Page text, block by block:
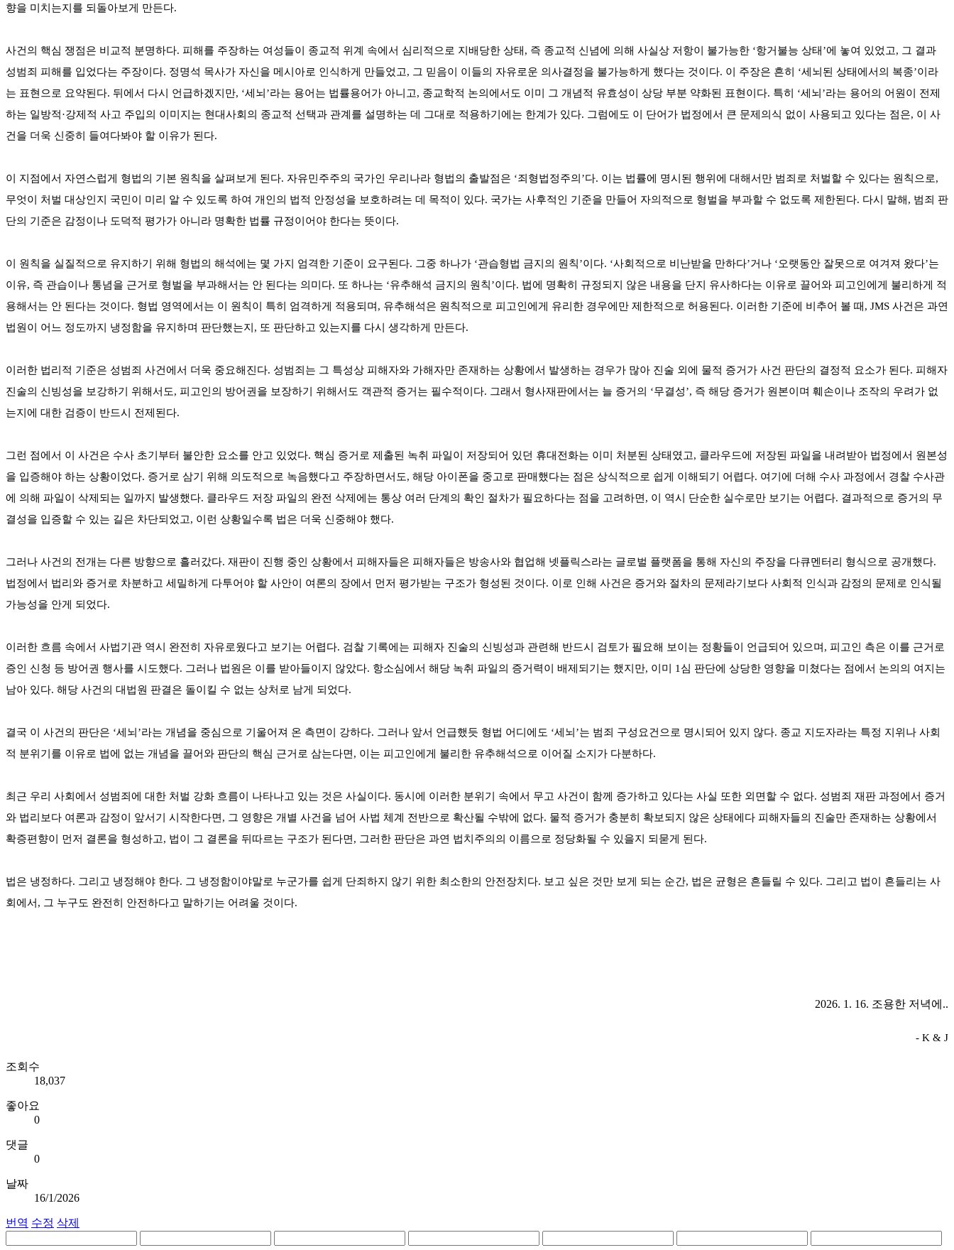
향을 미치는지를 되돌아보게 만든다.
사건의 핵심 쟁점은 비교적 분명하다. 피해를 주장하는 여성들이 종교적 위계 속에서 심리적으로 지배당한 상태, 즉 종교적 신념에 의해 사실상 저항이 불가능한 ‘항거불능 상태’에 놓여 있었고, 그 결과
성범죄 피해를 입었다는 주장이다. 정명석 목사가 자신을 메시아로 인식하게 만들었고, 그 믿음이 이들의 자유로운 의사결정을 불가능하게 했다는 것이다. 이 주장은 흔히 ‘세뇌된 상태에서의 복종’이라
는 표현으로 요약된다. 뒤에서 다시 언급하겠지만, ‘세뇌’라는 용어는 법률용어가 아니고, 종교학적 논의에서도 이미 그 개념적 유효성이 상당 부분 약화된 표현이다. 특히 ‘세뇌’라는 용어의 어원이 전제
하는 일방적·강제적 사고 주입의 이미지는 현대사회의 종교적 선택과 관계를 설명하는 데 그대로 적용하기에는 한계가 있다. 그럼에도 이 단어가 법정에서 큰 문제의식 없이 사용되고 있다는 점은, 이 사
건을 더욱 신중히 들여다봐야 할 이유가 된다.
이 지점에서 자연스럽게 형법의 기본 원칙을 살펴보게 된다. 자유민주주의 국가인 우리나라 형법의 출발점은 ‘죄형법정주의’다. 이는 법률에 명시된 행위에 대해서만 범죄로 처벌할 수 있다는 원칙으로,
무엇이 처벌 대상인지 국민이 미리 알 수 있도록 하여 개인의 법적 안정성을 보호하려는 데 목적이 있다. 국가는 사후적인 기준을 만들어 자의적으로 형벌을 부과할 수 없도록 제한된다. 다시 말해, 범죄 판
단의 기준은 감정이나 도덕적 평가가 아니라 명확한 법률 규정이어야 한다는 뜻이다.
이 원칙을 실질적으로 유지하기 위해 형법의 해석에는 몇 가지 엄격한 기준이 요구된다. 그중 하나가 ‘관습형법 금지의 원칙’이다. ‘사회적으로 비난받을 만하다’거나 ‘오랫동안 잘못으로 여겨져 왔다’는
이유, 즉 관습이나 통념을 근거로 형벌을 부과해서는 안 된다는 의미다. 또 하나는 ‘유추해석 금지의 원칙’이다. 법에 명확히 규정되지 않은 내용을 단지 유사하다는 이유로 끌어와 피고인에게 불리하게 적
용해서는 안 된다는 것이다. 형법 영역에서는 이 원칙이 특히 엄격하게 적용되며, 유추해석은 원칙적으로 피고인에게 유리한 경우에만 제한적으로 허용된다. 이러한 기준에 비추어 볼 때, JMS 사건은 과연
법원이 어느 정도까지 냉정함을 유지하며 판단했는지, 또 판단하고 있는지를 다시 생각하게 만든다.
이러한 법리적 기준은 성범죄 사건에서 더욱 중요해진다. 성범죄는 그 특성상 피해자와 가해자만 존재하는 상황에서 발생하는 경우가 많아 진술 외에 물적 증거가 사건 판단의 결정적 요소가 된다. 피해자
진술의 신빙성을 보강하기 위해서도, 피고인의 방어권을 보장하기 위해서도 객관적 증거는 필수적이다. 그래서 형사재판에서는 늘 증거의 ‘무결성’, 즉 해당 증거가 원본이며 훼손이나 조작의 우려가 없
는지에 대한 검증이 반드시 전제된다.
그런 점에서 이 사건은 수사 초기부터 불안한 요소를 안고 있었다. 핵심 증거로 제출된 녹취 파일이 저장되어 있던 휴대전화는 이미 처분된 상태였고, 클라우드에 저장된 파일을 내려받아 법정에서 원본성
을 입증해야 하는 상황이었다. 증거로 삼기 위해 의도적으로 녹음했다고 주장하면서도, 해당 아이폰을 중고로 판매했다는 점은 상식적으로 쉽게 이해되기 어렵다. 여기에 더해 수사 과정에서 경찰 수사관
에 의해 파일이 삭제되는 일까지 발생했다. 클라우드 저장 파일의 완전 삭제에는 통상 여러 단계의 확인 절차가 필요하다는 점을 고려하면, 이 역시 단순한 실수로만 보기는 어렵다. 결과적으로 증거의 무
결성을 입증할 수 있는 길은 차단되었고, 이런 상황일수록 법은 더욱 신중해야 했다.
그러나 사건의 전개는 다른 방향으로 흘러갔다. 재판이 진행 중인 상황에서 피해자들은 피해자들은 방송사와 협업해 넷플릭스라는 글로벌 플랫폼을 통해 자신의 주장을 다큐멘터리 형식으로 공개했다.
법정에서 법리와 증거로 차분하고 세밀하게 다투어야 할 사안이 여론의 장에서 먼저 평가받는 구조가 형성된 것이다. 이로 인해 사건은 증거와 절차의 문제라기보다 사회적 인식과 감정의 문제로 인식될
가능성을 안게 되었다.
이러한 흐름 속에서 사법기관 역시 완전히 자유로웠다고 보기는 어렵다. 검찰 기록에는 피해자 진술의 신빙성과 관련해 반드시 검토가 필요해 보이는 정황들이 언급되어 있으며, 피고인 측은 이를 근거로
증인 신청 등 방어권 행사를 시도했다. 그러나 법원은 이를 받아들이지 않았다. 항소심에서 해당 녹취 파일의 증거력이 배제되기는 했지만, 이미 1심 판단에 상당한 영향을 미쳤다는 점에서 논의의 여지는
남아 있다. 해당 사건의 대법원 판결은 돌이킬 수 없는 상처로 남게 되었다.
결국 이 사건의 판단은 ‘세뇌’라는 개념을 중심으로 기울어져 온 측면이 강하다. 그러나 앞서 언급했듯 형법 어디에도 ‘세뇌’는 범죄 구성요건으로 명시되어 있지 않다. 종교 지도자라는 특정 지위나 사회
적 분위기를 이유로 법에 없는 개념을 끌어와 판단의 핵심 근거로 삼는다면, 이는 피고인에게 불리한 유추해석으로 이어질 소지가 다분하다.
최근 우리 사회에서 성범죄에 대한 처벌 강화 흐름이 나타나고 있는 것은 사실이다. 동시에 이러한 분위기 속에서 무고 사건이 함께 증가하고 있다는 사실 또한 외면할 수 없다. 성범죄 재판 과정에서 증거
와 법리보다 여론과 감정이 앞서기 시작한다면, 그 영향은 개별 사건을 넘어 사법 체계 전반으로 확산될 수밖에 없다. 물적 증거가 충분히 확보되지 않은 상태에다 피해자들의 진술만 존재하는 상황에서
확증편향이 먼저 결론을 형성하고, 법이 그 결론을 뒤따르는 구조가 된다면, 그러한 판단은 과연 법치주의의 이름으로 정당화될 수 있을지 되묻게 된다.
법은 냉정하다. 그리고 냉정해야 한다. 그 냉정함이야말로 누군가를 쉽게 단죄하지 않기 위한 최소한의 안전장치다. 보고 싶은 것만 보게 되는 순간, 법은 균형은 흔들릴 수 있다. 그리고 법이 흔들리는 사
회에서, 그 누구도 완전히 안전하다고 말하기는 어려울 것이다.
2026. 1. 16. 조용한 저녁에..
- K & J
조회수
18,037
좋아요
0
댓글
0
날짜
16/1/2026
번역 수정 삭제